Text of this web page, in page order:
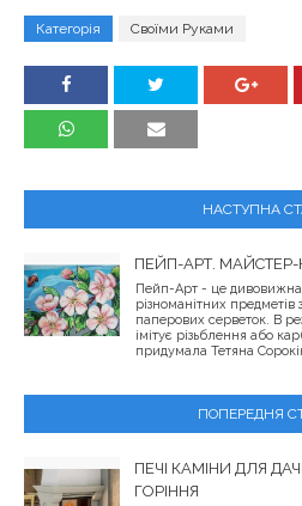
Категорія Своїми Руками
НАСТУПНА
ПЕЙП-АРТ. МАЙСТЕР-
Пейп-Арт - це дивовижна
різноманітних
паперових серветок. В
імітує різьблення або
придумала Тетяна
ПОПЕРЕДНЯ
ПЕЧІ КАМІНИ ДЛЯ
ГОРІННЯ